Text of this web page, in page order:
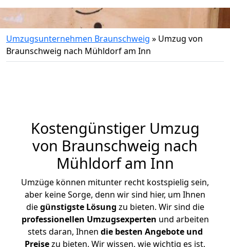
Umzugsunternehmen Braunschweig » Umzug von
Braunschweig nach Mühldorf am Inn
Kostengünstiger Umzug
von Braunschweig nach
Mühldorf am Inn
Umzüge können mitunter recht kostspielig sein,
aber keine Sorge, denn wir sind hier, um Ihnen
diegünstigste Lösung zu bieten. Wir sind die
professionellen Umzugsexperten und arbeiten
stets daran, Ihnen die besten Angebote und
Preisezu bieten. Wir wissen, wie wichtig es ist,